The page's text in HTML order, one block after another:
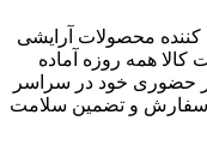
محصولات آرایشی
کالا همه روزه آماده
حضوری خود در سراسر
سفارش و تضمین سلامت